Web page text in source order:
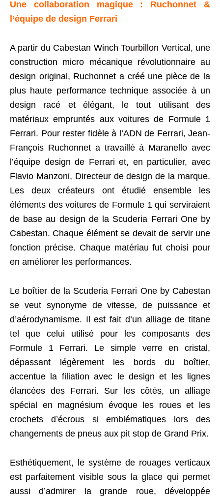
Une collaboration magique : Ruchonnet &
l’équipe de design Ferrari
A partir du Cabestan WinchTourbillon Vertical, une
construction micro mécanique révolutionnaire au
design original, Ruchonnet a créé une pièce de la
plus haute performance technique associée à un
design racé et élégant, le tout utilisant des
matériaux empruntés aux voitures de Formule 1
Ferrari. Pour rester fidèle à l’ADN de Ferrari, Jean-
François Ruchonnet a travaillé à Maranello avec
l’équipe design de Ferrari et, en particulier, avec
Flavio Manzoni, Directeur de design de la marque.
Les deux créateurs ont étudié ensemble les
éléments des voitures de Formule 1 qui serviraient
de base au design de la Scuderia Ferrari One by
Cabestan. Chaque élément se devait de servir une
fonction précise. Chaque matériau fut choisi pour
en améliorer les performances.
Le boîtier de la Scuderia Ferrari One by Cabestan
se veut synonyme de vitesse, de puissance et
d’aérodynamisme. Il est fait d’un alliage de titane
tel que celui utilisé pour les composants des
Formule 1 Ferrari. Le simple verre en cristal,
dépassant légèrement les bords du boîtier,
accentue la filiation avec le design et les lignes
élancées des Ferrari. Sur les côtés, un alliage
spécial en magnésium évoque les roues et les
crochets d’écrous si emblématiques lors des
changements de pneus aux pit stop de Grand Prix.
Esthétiquement, le système de rouages verticaux
est parfaitement visible sous la glace qui permet
aussi d’admirer la grande roue, développée